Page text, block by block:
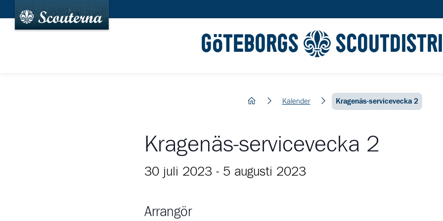
GÖTEBORGS
hem Kalender Kragenäs-servicevecka 2
Kragenäs-servicevecka 2
30 juli 2023 - 5 augusti 2023
Arrangör